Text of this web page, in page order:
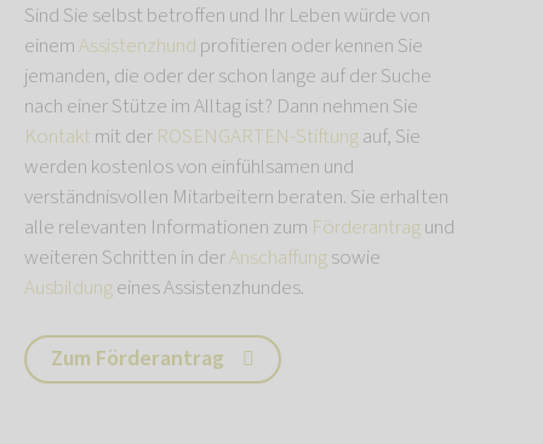
Sind Sie selbst betroffen und Ihr Leben würde von
einemAssistenzhund profitieren oder kennen Sie
jemanden, die oder der schon lange auf der Suche
nach einer Stütze im Alltag ist? Dann nehmen Sie
Kontakt mit der ROSENGARTEN-Stiftungauf, Sie
werden kostenlos von einfühlsamen und
verständnisvollen Mitarbeitern beraten. Sie erhalten
alle relevanten Informationen zum Förderantragund
weiteren Schritten in derAnschaffungsowie
Ausbildungeines Assistenzhundes.
Zum Förderantrag